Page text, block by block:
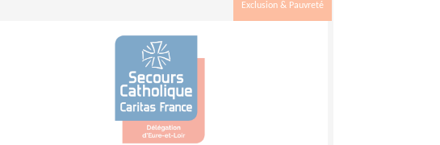
Exclusion & Pauvreté